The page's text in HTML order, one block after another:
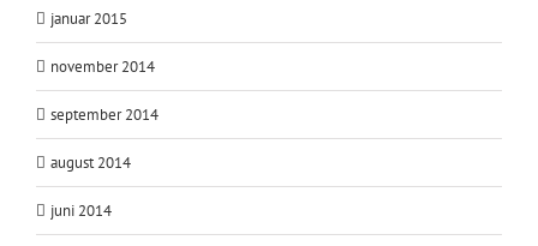
januar 2015
november 2014
september 2014
august 2014
juni 2014